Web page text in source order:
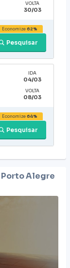
VOLTA
30/03
Pesquisar
Economize62%
IDA
04/03
VOLTA
08/03
Pesquisar
Economize64%
Porto Alegre